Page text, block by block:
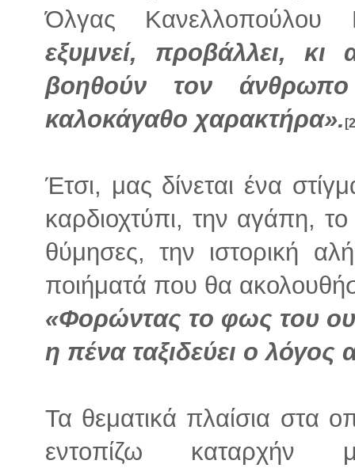
Όλγας Κανελλοπούλου
εξυμνεί, προβάλλει, κι
βοηθούν τον άνθρωπο
καλοκάγαθο χαρακτήρα».
Έτσι, μας δίνεται ένα
καρδιοχτύπι, την αγάπη, το
θύμησες, την ιστορική
ποιήματά που θα
«Φορώντας το φως του
η πένα ταξιδεύει ο λόγος
Τα θεματικά πλαίσια στα
εντοπίζω καταρχήν